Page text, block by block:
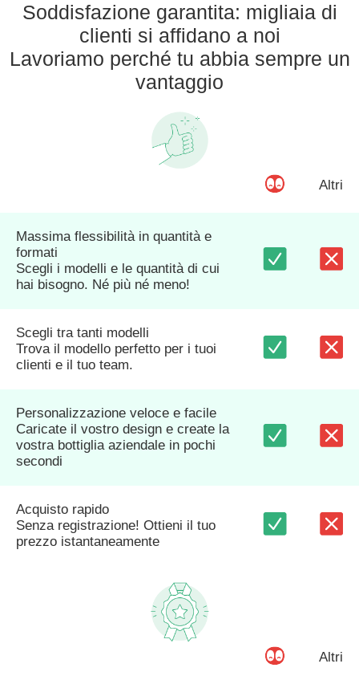
Soddisfazione garantita: migliaia di
clienti si affidano a noi
Lavoriamo perché tu abbia sempre un
vantaggio
Altri
Massima flessibilità in quantità e
formati
Scegli i modelli e le quantità di cui
hai bisogno. Né più né meno!
Scegli tra tanti modelli
Trova il modello perfetto per i tuoi
clienti e il tuo team.
Personalizzazione veloce e facile
Caricate il vostro design e create la
vostra bottiglia aziendale in pochi
secondi
Acquisto rapido
Senza registrazione! Ottieni il tuo
prezzo istantaneamente
Altri